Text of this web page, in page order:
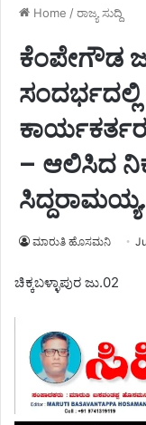
Home /ರಾಜ್ಯ ಸುದ್ದಿ
ಕೆಂಪೇಗೌಡ
– ಆಲಿಸಿದ
ಸಿದ್ದರಾಮಯ್ಯ.
ಮಾರುತಿ ಹೊಸಮನಿ
ಚಿಕ್ಕಬಳ್ಳಾಪುರ ಜು.02